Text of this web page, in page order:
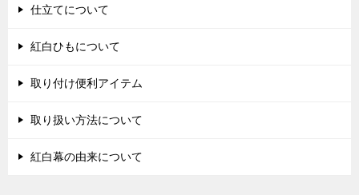
仕立てについて
紅白ひもについて
取り付け便利アイテム
取り扱い方法について
紅白幕の由来について